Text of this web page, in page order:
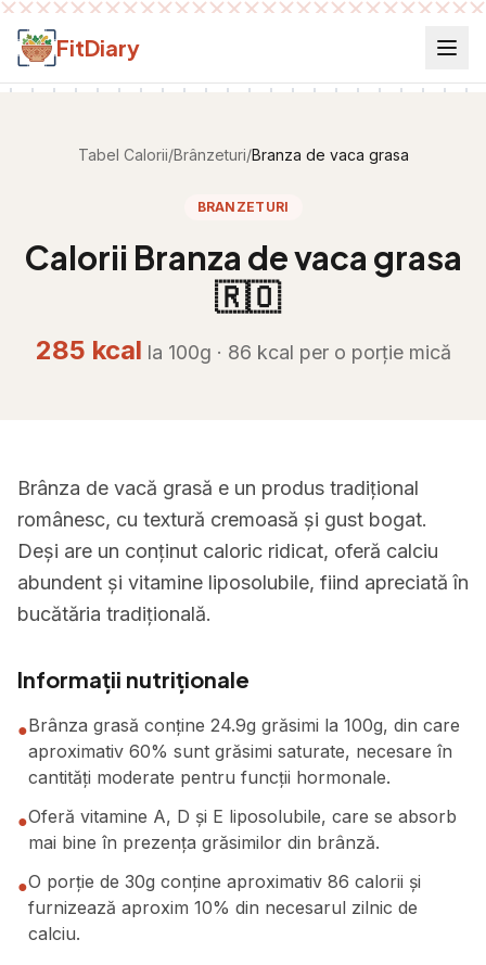
Salt la conținut
FitDiary
Tabel Calorii/Brânzeturi/Branza de vaca grasa
BRANZETURI
Calorii Branza de vaca grasa
🇷🇴
285 kcal la 100g · 86 kcal per o porție mică
Brânza de vacă grasă e un produs tradițional
românesc, cu textură cremoasă și gust bogat.
Deși are un conținut caloric ridicat, oferă calciu
abundent și vitamine liposolubile, fiind apreciată în
bucătăria tradițională.
Informații nutriționale
●Brânza grasă conține 24.9g grăsimi la 100g, din care
aproximativ 60% sunt grăsimi saturate, necesare în
cantități moderate pentru funcții hormonale.
●Oferă vitamine A, D și E liposolubile, care se absorb
mai bine în prezența grăsimilor din brânză.
●O porție de 30g conține aproximativ 86 calorii și
furnizează aproxim 10% din necesarul zilnic de
calciu.